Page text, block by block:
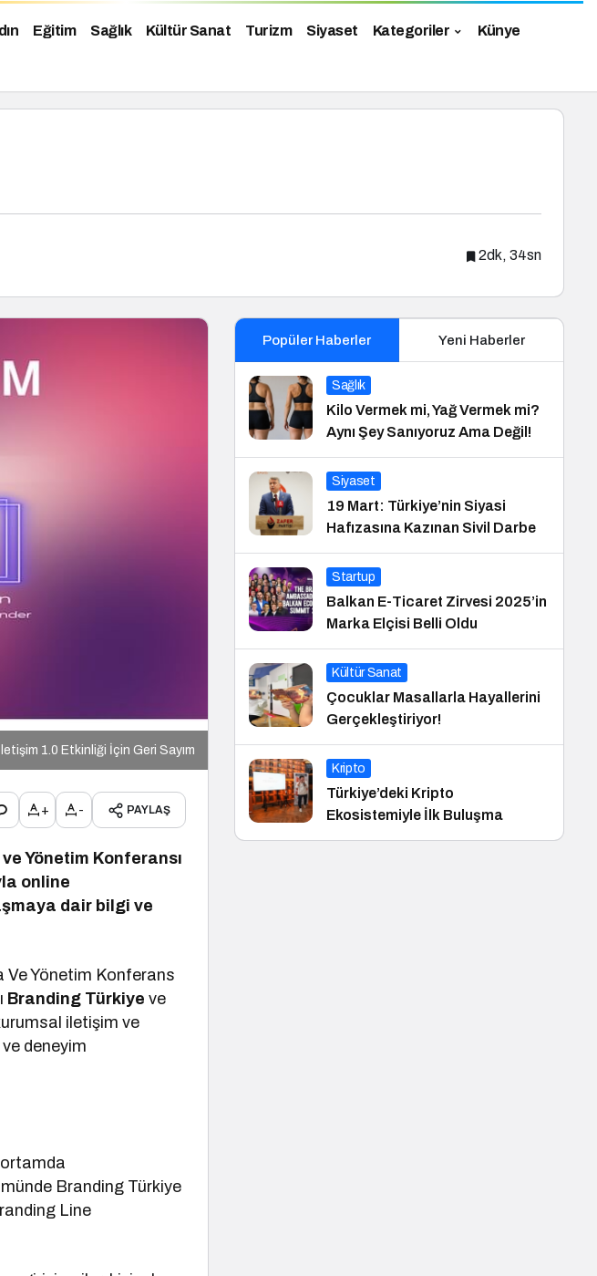
Eğitim Sağlık Kültür Sanat Turizm Siyaset Kategoriler Künye
2dk, 34sn
1.0 Etkinliği İçin Geri Sayım
+ - PAYLAŞ
Yönetim Konferansı
online
dair bilgi ve
Ve Yönetim Konferans
Branding Türkiye ve
iletişim ve
deneyim
Branding Türkiye
Line
Popüler Haberler Yeni Haberler
Sağlık
Kilo Vermek mi, Yağ Vermek mi?
Aynı Şey Sanıyoruz Ama Değil!
Siyaset
19 Mart: Türkiye’nin Siyasi
Hafızasına Kazınan Sivil Darbe
Startup
Balkan E-Ticaret Zirvesi 2025’in
Marka Elçisi Belli Oldu
Kültür Sanat
Çocuklar Masallarla Hayallerini
Gerçekleştiriyor!
Kripto
Türkiye’deki Kripto
Ekosistemiyle İlk Buluşma